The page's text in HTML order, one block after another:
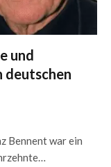
und
deutschen
Bennent war ein